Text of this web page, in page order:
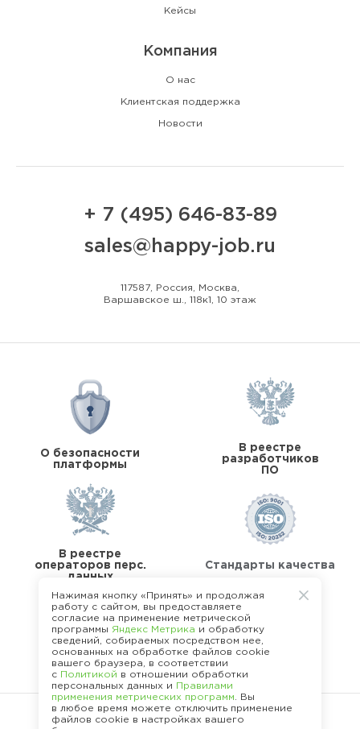
Кейсы
Компания
О нас
Клиентская поддержка
Новости
+ 7 (495) 646-83-89
sales@happy-job.ru
117587, Россия, Москва,
Варшавское ш., 118к1, 10 этаж
О безопасности
платформы
В реестре
разработчиков
ПО
В реестре
операторов перс.
данных
Стандарты качества
О команде Happy Job
Нажимая кнопку «Принять» и продолжая
работу с сайтом, вы предоставляете
согласие на применение метрической
программы Яндекс Метрика и обработку
сведений, собираемых посредством нее,
основанных на обработке файлов cookie
вашего браузера, в соответствии
с Политикой в отношении обработки
персональных данных и
Правилами
применения метрических программ . Вы
в любое время можете отключить применение
файлов cookie в настройках вашего